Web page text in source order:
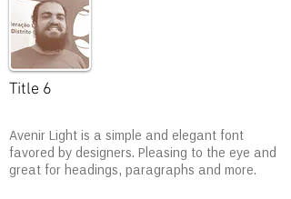
Title 6
Avenir Light is a simple and elegant font
favored by designers. Pleasing to the eye and
great for headings, paragraphs and more.